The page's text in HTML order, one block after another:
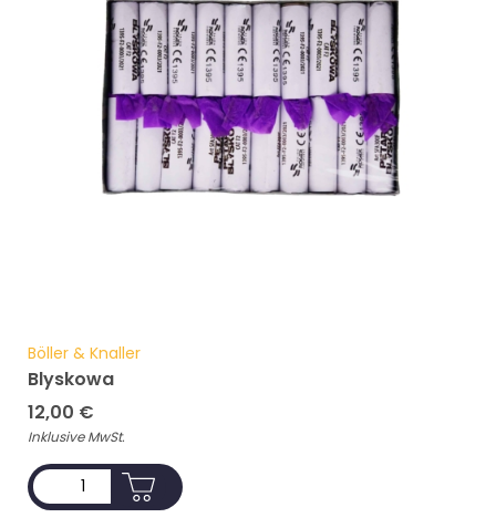
Böller & Knaller
Blyskowa
12,00 €
Inklusive MwSt.